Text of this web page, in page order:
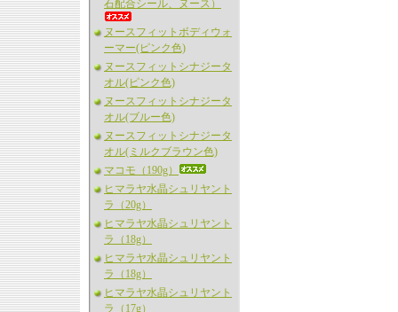
石配合シール、ヌース）
ヌースフィットボディウォ
ーマー(ピンク色)
ヌースフィットシナジータ
オル(ピンク色)
ヌースフィットシナジータ
オル(ブルー色)
ヌースフィットシナジータ
オル(ミルクブラウン色)
マコモ（190g）
ヒマラヤ水晶シュリヤント
ラ（20g）
ヒマラヤ水晶シュリヤント
ラ（18g）
ヒマラヤ水晶シュリヤント
ラ（18g）
ヒマラヤ水晶シュリヤント
ラ（17g）